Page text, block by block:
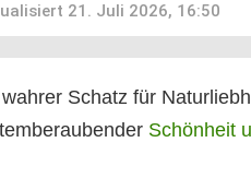
21. Juli 2026, 16:50
Schatz für
Schönheit